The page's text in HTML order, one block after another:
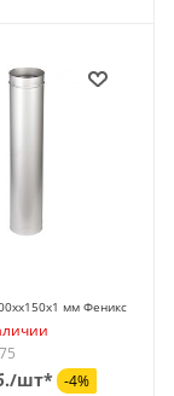
мм Феникс
шт* -4%